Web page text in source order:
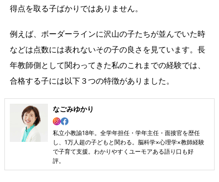
得点を取る子ばかりではありません。
例えば、ボーダーラインに沢山の子たちが並んでいた時
などは点数には表れないその子の良さを見ています。長
年教師側として関わってきた私のこれまでの経験では、
合格する子には以下３つの特徴がありました。
なごみゆかり
私立小教諭18年。全学年担任・学年主任・面接官を歴任
し、1万人超の子どもと関わる。脳科学×心理学×教師経験
で子育て支援。わかりやすくユーモアある語り口も好
評。